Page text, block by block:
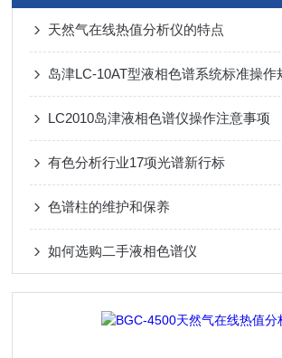
天然气在线热值分析仪的特点
岛津LC-10AT型液相色谱系统标准操作
LC2010岛津液相色谱仪操作注意事项
有色分析行业17项光谱新行标
色谱柱的维护和保养
如何选购二手液相色谱仪